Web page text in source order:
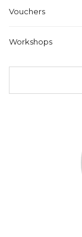
Vouchers
Workshops